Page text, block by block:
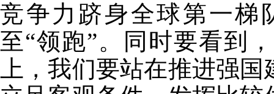
竞争力跻身全球第一梯
至“领跑”。同时要看到
上，我们要站在推进强